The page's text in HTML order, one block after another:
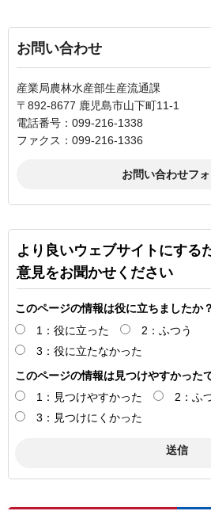
お問い合わせ
産業局農林水産部生産流通課
〒892-8677 鹿児島市山下町11-1
電話番号：099-216-1338
ファクス：099-216-1336
より良いウェブサイトにする
意見をお聞かせください
このページの情報は役に立ちましたか？
1：役に立った
2：ふつう
3：役に立たなかった
このページの情報は見つけやすかった
1：見つけやすかった
2：ふ
3：見つけにくかった